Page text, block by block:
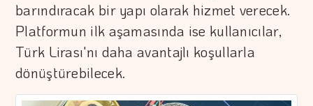
barındıracak bir yapı olarak hizmet verecek.
Platformun ilk aşamasında ise kullanıcılar,
Türk Lirası'nı daha avantajlı koşullarla
dönüştürebilecek.